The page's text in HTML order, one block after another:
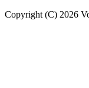
Copyright (C) 2026